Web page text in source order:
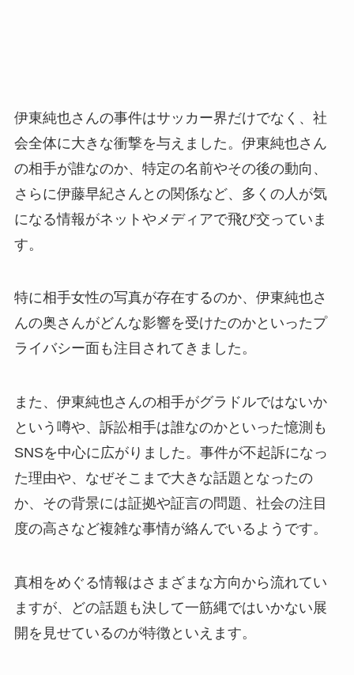
伊東純也さんの事件はサッカー界だけでなく、社
会全体に大きな衝撃を与えました。伊東純也さん
の相手が誰なのか、特定の名前やその後の動向、
さらに伊藤早紀さんとの関係など、多くの人が気
になる情報がネットやメディアで飛び交っていま
す。
特に相手女性の写真が存在するのか、伊東純也さ
んの奥さんがどんな影響を受けたのかといったプ
ライバシー面も注目されてきました。
また、伊東純也さんの相手がグラドルではないか
という噂や、訴訟相手は誰なのかといった憶測も
SNSを中心に広がりました。事件が不起訴になっ
た理由や、なぜそこまで大きな話題となったの
か、その背景には証拠や証言の問題、社会の注目
度の高さなど複雑な事情が絡んでいるようです。
真相をめぐる情報はさまざまな方向から流れてい
ますが、どの話題も決して一筋縄ではいかない展
開を見せているのが特徴といえます。